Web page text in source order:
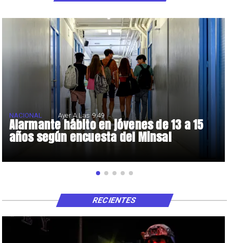
Alarmante hábito en jóvenes de 13 a 15
años según encuesta del Minsal
NACIONAL Ayer A Las 9:49
RECIENTES